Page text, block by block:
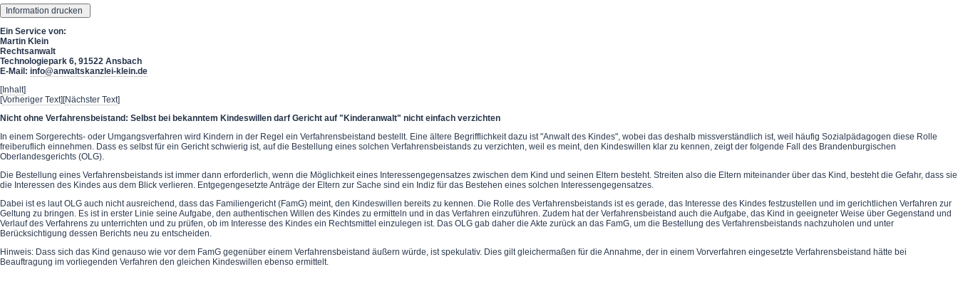
Ein Service von:
Martin Klein
Rechtsanwalt
Technologiepark 6, 91522 Ansbach
E-Mail: info@anwaltskanzlei-klein.de
[Inhalt]
[Vorheriger Text][Nächster Text]
Nicht ohne Verfahrensbeistand: Selbst bei bekanntem Kindeswillen darf Gericht auf "Kinderanwalt" nicht einfach verzichten
In einem Sorgerechts- oder Umgangsverfahren wird Kindern in der Regel ein Verfahrensbeistand bestellt. Eine ältere Begrifflichkeit dazu ist "Anwalt des Kindes", wobei das deshalb missverständlich ist, weil häufig Sozialpädagogen diese Rolle
freiberuflich einnehmen. Dass es selbst für ein Gericht schwierig ist, auf die Bestellung eines solchen Verfahrensbeistands zu verzichten, weil es meint, den Kindeswillen klar zu kennen, zeigt der folgende Fall des Brandenburgischen
Oberlandesgerichts (OLG).
Die Bestellung eines Verfahrensbeistands ist immer dann erforderlich, wenn die Möglichkeit eines Interessengegensatzes zwischen dem Kind und seinen Eltern besteht. Streiten also die Eltern miteinander über das Kind, besteht die Gefahr, dass sie
die Interessen des Kindes aus dem Blick verlieren. Entgegengesetzte Anträge der Eltern zur Sache sind ein Indiz für das Bestehen eines solchen Interessengegensatzes.
Dabei ist es laut OLG auch nicht ausreichend, dass das Familiengericht (FamG) meint, den Kindeswillen bereits zu kennen. Die Rolle des Verfahrensbeistands ist es gerade, das Interesse des Kindes festzustellen und im gerichtlichen Verfahren zur
Geltung zu bringen. Es ist in erster Linie seine Aufgabe, den authentischen Willen des Kindes zu ermitteln und in das Verfahren einzuführen. Zudem hat der Verfahrensbeistand auch die Aufgabe, das Kind in geeigneter Weise über Gegenstand und
Verlauf des Verfahrens zu unterrichten und zu prüfen, ob im Interesse des Kindes ein Rechtsmittel einzulegen ist. Das OLG gab daher die Akte zurück an das FamG, um die Bestellung des Verfahrensbeistands nachzuholen und unter
Berücksichtigung dessen Berichts neu zu entscheiden.
Hinweis: Dass sich das Kind genauso wie vor dem FamG gegenüber einem Verfahrensbeistand äußern würde, ist spekulativ. Dies gilt gleichermaßen für die Annahme, der in einem Vorverfahren eingesetzte Verfahrensbeistand hätte bei
Beauftragung im vorliegenden Verfahren den gleichen Kindeswillen ebenso ermittelt.